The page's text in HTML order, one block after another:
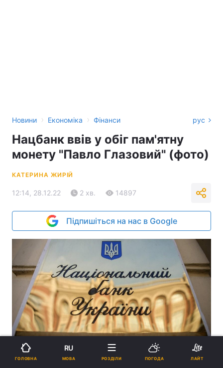
Новини › Економіка › Фінанси рус
Нацбанк ввів у обіг пам'ятну
монету "Павло Глазовий" (фото)
КАТЕРИНА ЖИРІЙ
12:14, 28.12.22 2 хв. 14897
Підпишіться на нас в Google
Пам’ятна монета присвячена одному з найпопулярніших
українських поетів-гумористів / фото УНІАН
ГОЛОВНА
RU
МОВА РОЗДІЛИ ПОГОДА ЛАЙТ